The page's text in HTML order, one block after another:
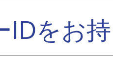
IDをお